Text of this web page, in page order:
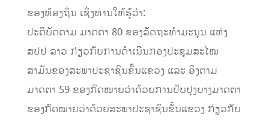
ຂອງທ້ອງຖິ່ນ ເຊິ່ງທ່ານໃຫ້ຮູ້ວ່າ:
ປະຕິບັດຕາມ ມາດຕາ 80 ຂອງລັດຖະທໍາມະນູນ ແຫ່ງ
ສປປ ລາວ ກ່ຽວກັບການດໍາເນີນກອງປະຊຸມສະໄໝ
ສາມັນຂອງສະພາປະຊາຊົນຂັ້ນແຂວງ ແລະ ອີງຕາມ
ມາດຕາ 59 ຂອງກົດໝາຍວ່າດ້ວຍການປັບປຸງບາງມາດຕາ
ຂອງກົດໝາຍວ່າດ້ວຍສະພາປະຊາຊົນຂັ້ນແຂວງ ກ່ຽວກັບ